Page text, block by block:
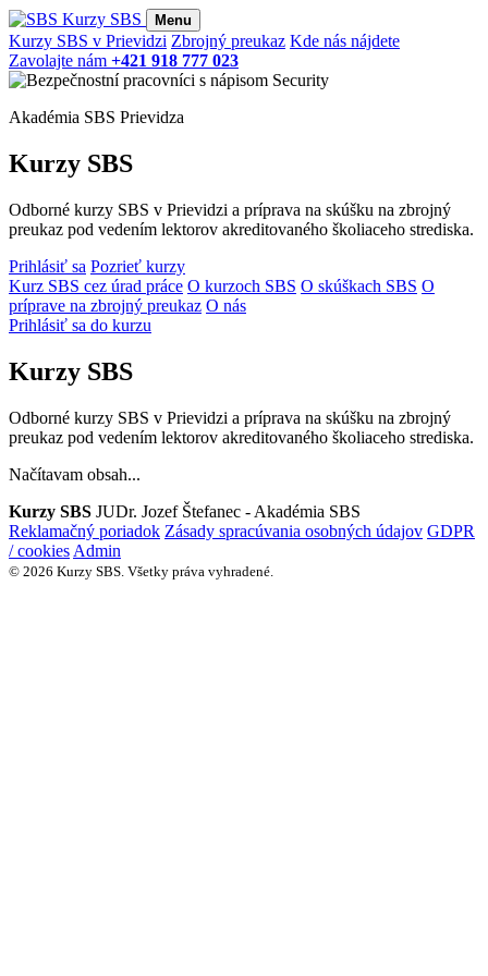
Kurzy SBS Menu
Kurzy SBS v Prievidzi Zbrojný preukaz Kde nás nájdete
Zavolajte nám +421 918 777 023
Akadémia SBS Prievidza
Kurzy SBS
Odborné kurzy SBS v Prievidzi a príprava na skúšku na zbrojný
preukaz pod vedením lektorov akreditovaného školiaceho strediska.
Prihlásiť sa Pozrieť kurzy
Kurz SBS cez úrad práce O kurzoch SBS O skúškach SBS O
príprave na zbrojný preukaz O nás
Prihlásiť sa do kurzu
Kurzy SBS
Odborné kurzy SBS v Prievidzi a príprava na skúšku na zbrojný
preukaz pod vedením lektorov akreditovaného školiaceho strediska.
Načítavam obsah...
Kurzy SBS JUDr. Jozef Štefanec - Akadémia SBS
Reklamačný poriadok Zásady spracúvania osobných údajov GDPR
/ cookies Admin
© 2026 Kurzy SBS. Všetky práva vyhradené.